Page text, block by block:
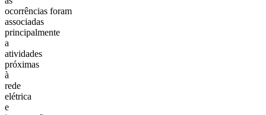
ocorrências foram
associadas
principalmente
a
atividades
próximas
à
rede
elétrica
e